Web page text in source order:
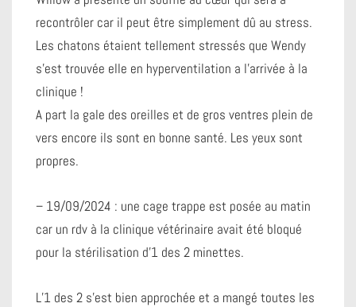
recontrôler car il peut être simplement dû au stress.
Les chatons étaient tellement stressés que Wendy
s’est trouvée elle en hyperventilation a l’arrivée à la
clinique !
A part la gale des oreilles et de gros ventres plein de
vers encore ils sont en bonne santé. Les yeux sont
propres.
– 19/09/2024 : une cage trappe est posée au matin
car un rdv à la clinique vétérinaire avait été bloqué
pour la stérilisation d’1 des 2 minettes.
L’1 des 2 s’est bien approchée et a mangé toutes les